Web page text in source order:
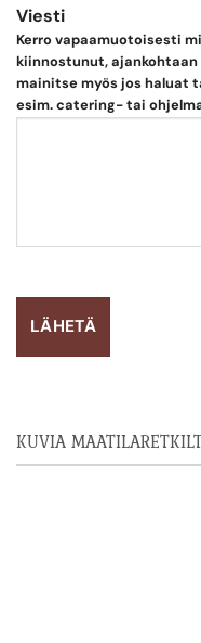
Viesti
Kerro vapaamuotoisesti
kiinnostunut,
mainitse myös jos haluat
esim. catering- tai
KUVIA